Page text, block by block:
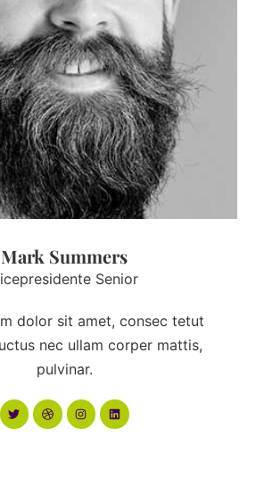
Mark Summers
Senior
dolor sit amet, consec tetut
nec ullam corper mattis,
pulvinar.